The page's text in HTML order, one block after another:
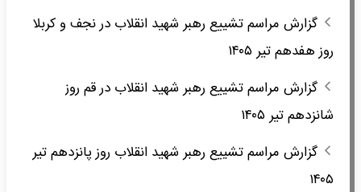
گزارش مراسم تشییع رهبر شهید انقلاب در نجف و کربلا
روز هفدهم تیر ۱۴۰۵
گزارش مراسم تشییع رهبر شهید انقلاب در قم روز
شانزدهم تیر ۱۴۰۵
گزارش مراسم تشییع رهبر شهید انقلاب روز پانزدهم تیر
۱۴۰۵